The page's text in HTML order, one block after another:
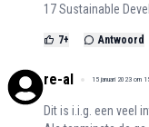
17 Sustainable
7+ Antwoord
re-al 15 januari 2023 om
Dit is i.i.g. een veel